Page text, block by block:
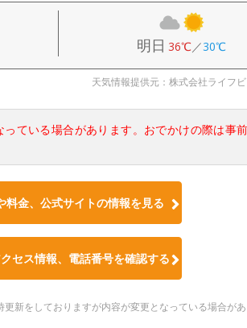
明日 36℃／30℃
天気情報提供元：株式会社ライフ
ている場合があります。おでかけの際は事
料金、公式サイトの情報を見る
セス情報、電話番号を確認する
新をしておりますが内容が変更となっている場合が